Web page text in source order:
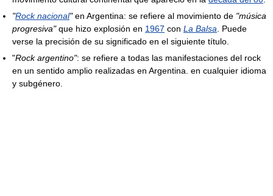
"Rock nacional"en Argentina: se refiere al movimiento de "música
progresiva"que hizo explosión en 1967 con La Balsa . Puede
verse la precisión de su significado en el siguiente título.
"Rock argentino": se refiere a todas las manifestaciones del rock
en un sentido amplio realizadas en Argentina. en cualquier idioma
y subgénero.